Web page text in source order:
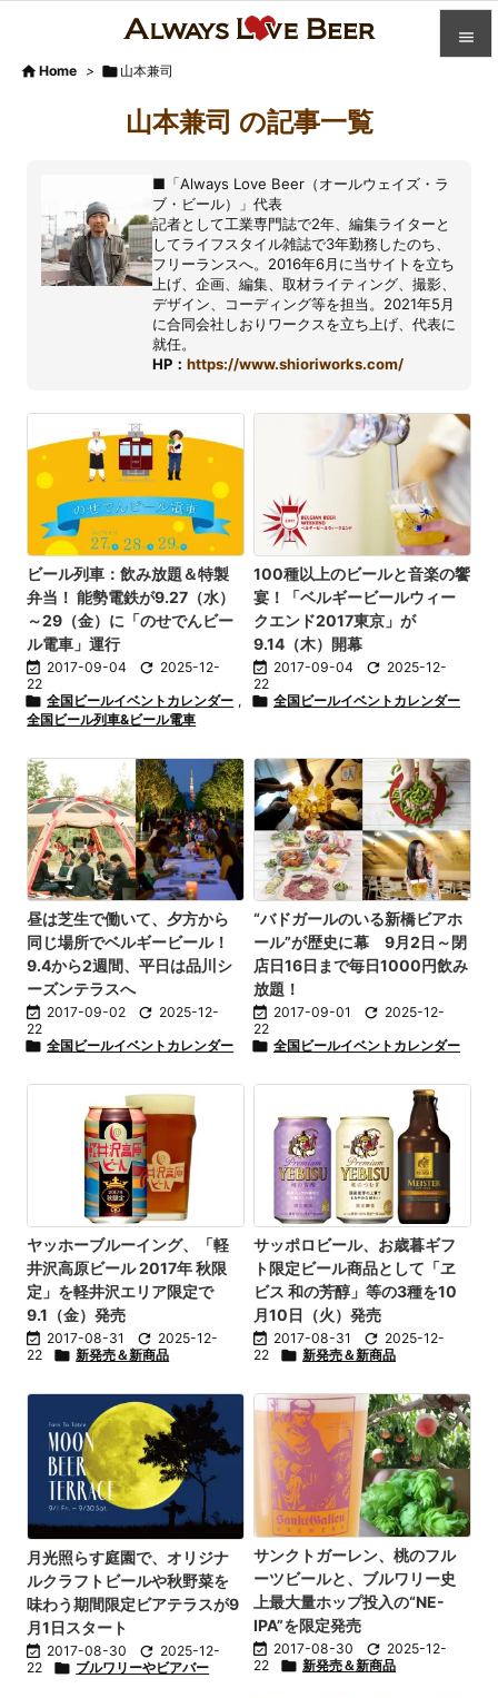

次へ
検索
 Home >  山本兼司
山本兼司 の記事一覧
■「Always Love Beer（オールウェイズ・ラ
ブ・ビール）」代表
記者として工業専門誌で2年、編集ライターと
してライフスタイル雑誌で3年勤務したのち、
フリーランスへ。2016年6月に当サイトを立ち
上げ、企画、編集、取材ライティング、撮影、
デザイン、コーディング等を担当。2021年5月
に合同会社しおりワークスを立ち上げ、代表に
就任。
HP：https://www.shioriworks.com/
ビール列車：飲み放題＆特製
弁当！ 能勢電鉄が9.27（水）
～29（金）に「のせでんビー
ル電車」運行
 2017-09-04  2025-12-
22
 全国ビールイベントカレンダー ,
全国ビール列車&ビール電車
100種以上のビールと音楽の饗
宴！「ベルギービールウィー
クエンド2017東京」が
9.14（木）開幕
 2017-09-04  2025-12-
22
 全国ビールイベントカレンダー
昼は芝生で働いて、夕方から
同じ場所でベルギービール！
9.4から2週間、平日は品川シ
ーズンテラスへ
 2017-09-02  2025-12-
22
 全国ビールイベントカレンダー
“バドガールのいる新橋ビアホ
ール”が歴史に幕 9月2日～閉
店日16日まで毎日1000円飲み
放題！
 2017-09-01  2025-12-
22
 全国ビールイベントカレンダー
ヤッホーブルーイング、「軽
井沢高原ビール 2017年 秋限
定」を軽井沢エリア限定で
9.1（金）発売
 2017-08-31  2025-12-
22
 新発売＆新商品
サッポロビール、お歳暮ギフ
ト限定ビール商品として「ヱ
ビス 和の芳醇」等の3種を10
月10日（火）発売
 2017-08-31  2025-12-
22
 新発売＆新商品
月光照らす庭園で、オリジナ
ルクラフトビールや秋野菜を
味わう期間限定ビアテラスが9
月1日スタート
 2017-08-30  2025-12-
22
 ブルワリーやビアバー
サンクトガーレン、桃のフル
ーツビールと、ブルワリー史
上最大量ホップ投入の“NE-
IPA”を限定発売
 2017-08-30  2025-12-
22
 新発売＆新商品